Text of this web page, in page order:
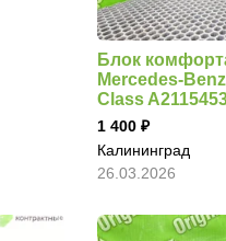
Блок
Mercedes-
Class
1 400
Калининград
26.03.2026